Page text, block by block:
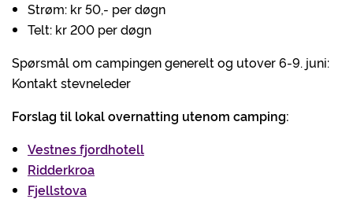
Strøm: kr 50,- per døgn
Telt: kr 200 per døgn
Spørsmål om campingen generelt og utover 6-9. juni:
Kontakt stevneleder
Forslag til lokal overnatting utenom camping:
Vestnes fjordhotell
Ridderkroa
Fjellstova